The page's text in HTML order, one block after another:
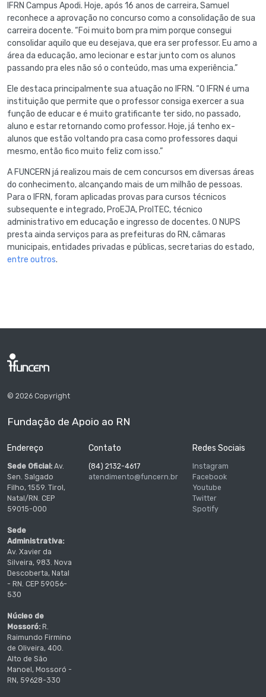
IFRN Campus Apodi. Hoje, após 16 anos de carreira, Samuel
reconhece a aprovação no concurso como a consolidação de sua
carreira docente. “Foi muito bom pra mim porque consegui
consolidar aquilo que eu desejava, que era ser professor. Eu amo a
área da educação, amo lecionar e estar junto com os alunos
passando pra eles não só o conteúdo, mas uma experiência.”
Ele destaca principalmente sua atuação no IFRN. “O IFRN é uma
instituição que permite que o professor consiga exercer a sua
função de educar e é muito gratificante ter sido, no passado,
aluno e estar retornando como professor. Hoje, já tenho ex-
alunos que estão voltando pra casa como professores daqui
mesmo, então fico muito feliz com isso.”
A FUNCERN já realizou mais de cem concursos em diversas áreas
do conhecimento, alcançando mais de um milhão de pessoas.
Para o IFRN, foram aplicadas provas para cursos técnicos
subsequente e integrado, ProEJA, ProITEC, técnico
administrativo em educação e ingresso de docentes. O NUPS
presta ainda serviços para as prefeituras do RN, câmaras
municipais, entidades privadas e públicas, secretarias do estado,
entre outros.
© 2026 Copyright
Fundação de Apoio ao RN
Endereço
Sede Oficial: Av.
Sen. Salgado
Filho, 1559. Tirol,
Natal/RN. CEP
59015-000
Sede
Administrativa:
Av. Xavier da
Silveira, 983. Nova
Descoberta, Natal
- RN. CEP 59056-
530
Núcleo de
Mossoró: R.
Raimundo Firmino
de Oliveira, 400.
Alto de São
Manoel, Mossoró -
RN, 59628-330
Contato
(84) 2132-4617
atendimento@funcern.br
Redes Sociais
Instagram
Facebook
Youtube
Twitter
Spotify